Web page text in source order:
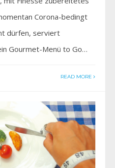
Corona-bedingt
dürfen, serviert
Gourmet-Menü to Go…
READ MORE